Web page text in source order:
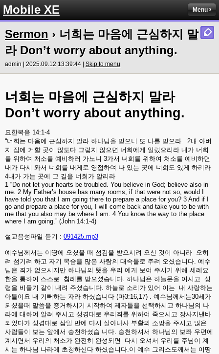
Mobile XE Menu
Sermon › 너희는 마음에 근심하지 말
라 Don’t worry about anything.
admin | 2025.09.12 13:39:44 | Skip to menu
너희는 마음에 근심하지
말라
Don’t worry about anything.
요한복음 14:1-4
“너희는 마음에 근심하지 말라 하나님을 믿으니 또 나를 믿으라. 2내 아버
지 집에 거할 곳이 많도다 그렇지 않으면 너희에게 일렀으리라 내가 너희
를 위하여 처소를 예비하러 가노니 3가서 너희를 위하여 처소를 예비하면
내가 다시 와서 너희를 내게로 영접하여 나 있는 곳에 너희도 있게 하리라
4내가 가는 곳에 그 길을 너희가 알리라
1 “Do not let your hearts be troubled. You believe in God; believe also in
me. 2 My Father’s house has many rooms; if that were not so, would I
have told you that I am going there to prepare a place for you? 3 And if I
go and prepare a place for you, I will come back and take you to be with
me that you also may be where I am. 4 You know the way to the place
where I am going.” (John 14:1-4)
설교음성파일 듣기 : 091425.mp3
예수님께서는 이땅에 오셨을 때 섬김을 받으시려 오신 것이 아니라 오히
려 섬기려 하고 자기 목숨을 많은 사람의 대속물로 주려 오셨습니다. 예수
님은 죄가 없으시지만 하나님의 뜻을 우리 에게 보여 주시기 위해 세례요
한을 통하여 스스로 침례를 받으셨습니다. 하나님은 하늘문을 여시고
성
령을 비둘기 같이 내려 주셨습니다. 하늘로 소리가 있어 이는 내 사랑하는
아들이요 내 기뻐하는 자라 하셨습니다 (마3:16,17) . 예수님께서는30세가
되셨을때 말씀을 증거하시기 시작하여 제자들을 선택하시고 하나님의 나
라에 대하여 알려 주시고 성경대로 우리죄를 위하여 죽으시고 장사지낸바
되었다가 성경대로 삼일 만에 다시 살아나사 부활의 소망을 주시고 많은
사람들이 보는 앞에서 승천하셨습 니다. 승천하셔서 하나님의 보좌 우편에
계시면서 우리의 처소가 완전히 완성되면 다시 오셔서 우리를 주님이 계
시는 하나님 나라에 초청하신다 하셨습니다.이 예수 그리스도께서는 이땅